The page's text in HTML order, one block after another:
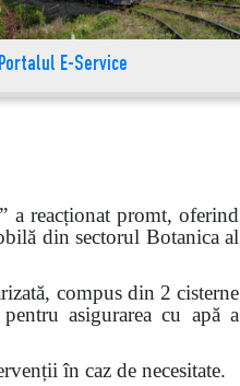
Portalul E-Service
a reacționat promt, oferind
din sectorul Botanica al
compus din 2 cisterne
asigurarea cu apă a
în caz de necesitate.